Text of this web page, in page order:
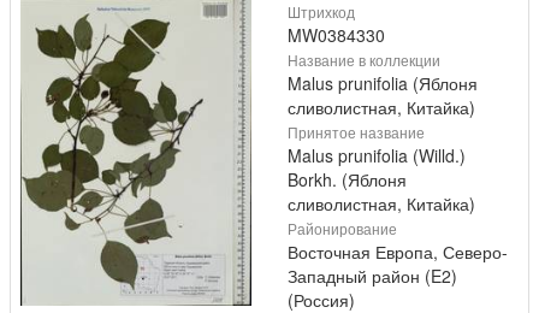
Штрихкод
MW0384330
Название в коллекции
Malus prunifolia (Яблоня
сливолистная, Китайка)
Принятое название
Malus prunifolia (Willd.)
Borkh. (Яблоня
сливолистная, Китайка)
Районирование
Восточная Европа, Северо-
Западный район (E2)
(Россия)